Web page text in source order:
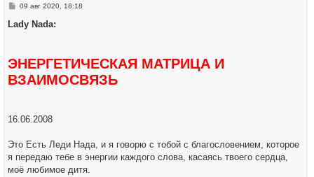
С
о
и
09 авг 2020, 18:18
Lady Nada:
ЭНЕРГЕТИЧЕСКАЯ МАТРИЦА И
ВЗАИМОСВЯЗЬ
16.06.2008
Это Есть Леди Нада, и я говорю с тобой с благословением, которое
я передаю тебе в энергии каждого слова, касаясь твоего сердца,
моё любимое дитя.